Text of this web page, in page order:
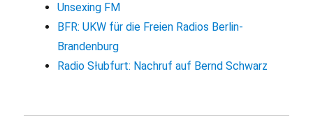
Unsexing FM
BFR: UKW für die Freien Radios Berlin-
Brandenburg
Radio Słubfurt: Nachruf auf Bernd Schwarz